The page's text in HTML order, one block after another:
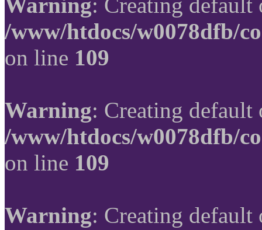
/www/htdocs/w0078dfb/
on line 109
Warning: Creating
/www/htdocs/w0078dfb/
on line 109
Warning: Creating